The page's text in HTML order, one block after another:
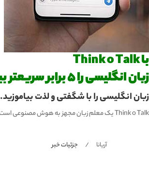
با Think o Talk
زبان انگلیسی را 5 برابر سریعتر بیاموزید
زبان انگلیسی را با شگفتی و لذت بیاموزید.
Think o Talk یک معلم زبان مجهز به هوش مصنوعی است. مهارت های گفتاری، شنیداری، نوشتن و تلفظ خود را تقویت کنید و 5 برابر سریع تر یاد بگیرید!
آریانا جزئیات خبر